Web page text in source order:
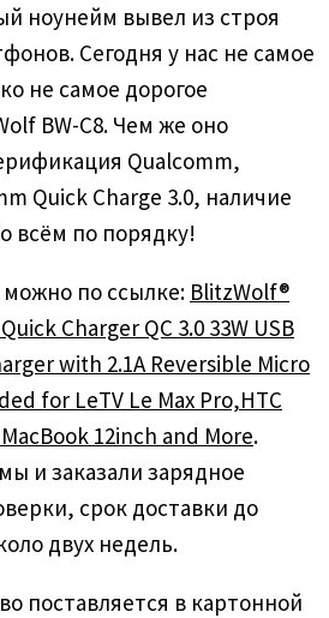
ноунейм вывел из строя
Сегодня у нас не самое
не самое дорогое
BW-C8. Чем же оно
Qualcomm,
Quick Charge 3.0, наличие
всём по порядку!
можно по ссылке: BlitzWolf®
Charger QC 3.0 33W USB
with 2.1A Reversible Micro
for LeTV Le Max Pro,HTC
12inch and More.
и заказали зарядное
срок доставки до
двух недель.
поставляется в картонной